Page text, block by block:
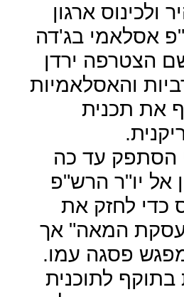
ולכינוס ארגון
אסלאמי בג'דה
הצטרפה ירדן
והאסלאמיות
את תכנית
הסתפק עד כה
אל יו"ר הרש"פ
כדי לחזק את
המאה" אך
פסגה עמו.
בתוקף לתוכנית